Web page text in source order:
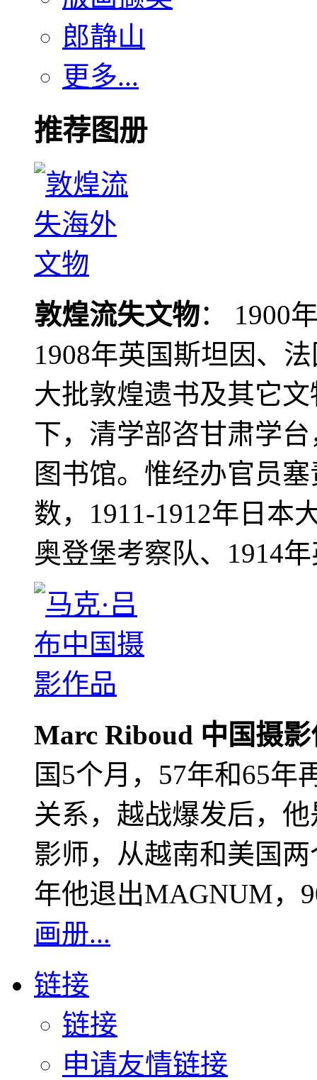
郎静山
更多...
推荐图册
敦煌流失文物： 1900
1908年英国斯坦因、
大批敦煌遗书及其它
下，清学部咨甘肃学
图书馆。惟经办官员
数，1911-1912年日本
奥登堡考察队、1914
Marc Riboud 中国摄
国5个月，57年和65年
关系，越战爆发后，
影师，从越南和美国
年他退出MAGNUM，
画册...
链接
链接
申请友情链接